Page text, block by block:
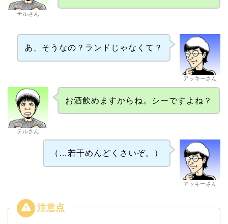
テルさん
アッキーさん
あ、そうなの？ランドじゃなくて？
テルさん
お酒飲めますからね。シーですよね？
アッキーさん
（…若干めんどくさいぞ。）